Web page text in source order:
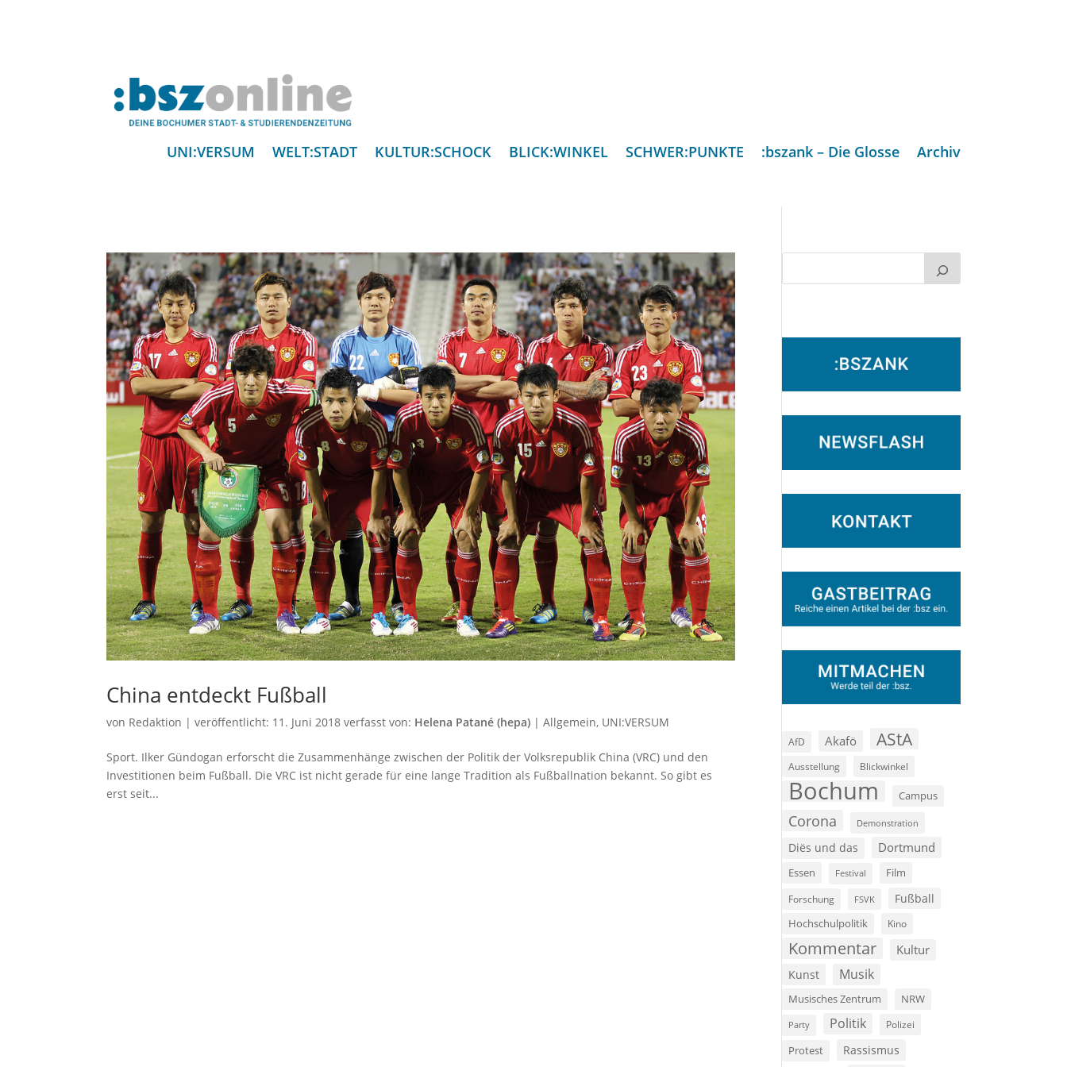
UNI:VERSUM WELT:STADT KULTUR:SCHOCK BLICK:WINKEL SCHWER:PUNKTE :bszank – Die Glosse Archiv
China entdeckt Fußball
von Redaktion |veröffentlicht: 11. Juni 2018 verfasst von: Helena Patané (hepa) |Allgemein, UNI:VERSUM
Sport. Ilker Gündogan erforscht die Zusammenhänge zwischen der Politik der Volksrepublik China (VRC) und den
Investitionen beim Fußball. Die VRC ist nicht gerade für eine lange Tradition als Fußballnation bekannt. So gibt es
erst seit...
AfD Akafö AStA
Ausstellung Blickwinkel
Bochum Campus
Corona Demonstration
Diës und das Dortmund
Essen Festival Film
Forschung FSVK Fußball
Hochschulpolitik Kino
Kommentar Kultur
Kunst Musik
Musisches Zentrum NRW
Party Politik Polizei
Protest Rassismus